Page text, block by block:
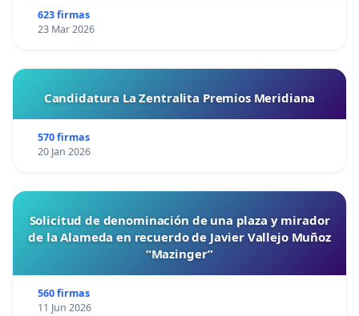
623 firmas
23 Mar 2026
Candidatura La Zentralita Premios Meridiana
570 firmas
20 Jan 2026
Solicitud de denominación de una plaza y mirador
de la Alameda en recuerdo de Javier Vallejo Muñoz
“Mazinger”
560 firmas
11 Jun 2026